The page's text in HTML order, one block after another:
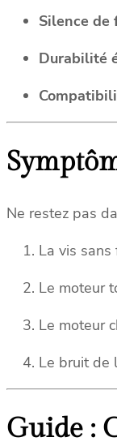
Silence de
Durabilité
Ne restez pas
La vis
Le moteur
Le moteur
Le bruit de
Guide :